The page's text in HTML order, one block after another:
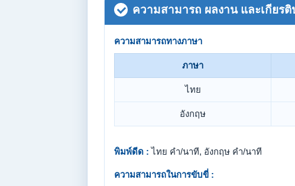
ความสามารถ ผลงาน และเกียรติ
ความสามารถทางภาษา
ภาษา
ไทย
อังกฤษ
พิมพ์ดีด : ไทย คำ/นาที, อังกฤษ คำ/นาที
ความสามารถในการขับขี่ :